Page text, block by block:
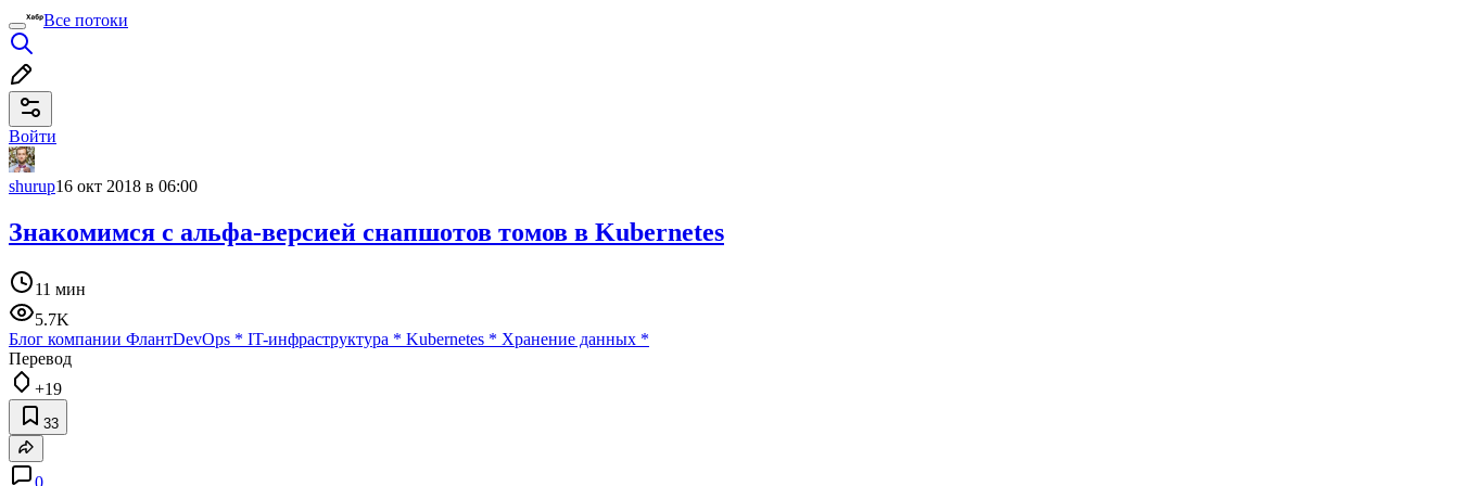
Все потоки
Войти
shurup16 окт 2018 в 06:00
Знакомимся с альфа-версией снапшотов томов в Kubernetes
11 мин
5.7K
Блог компании ФлантDevOps * IT-инфраструктура * Kubernetes * Хранение данных *
Перевод
+19
33
0